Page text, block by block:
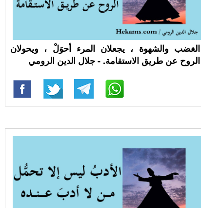
الغضب والشهوة ، يجعلان المرء أحوَلْ ، ويحولان
الروح عن طريق الاستقامة. - جلال الدين الرومي